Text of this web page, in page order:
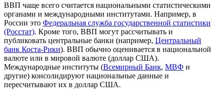
ВВП чаще всего считается национальными статистическими
органами и международными институтами. Например, в
России это Федеральная служба государственной статистики
(Росстат). Кроме того, ВВП могут рассчитывать и
публиковать центральные банки (например, Центральный
банк Коста-Рики). ВВП обычно оценивается в национальной
валюте или в мировой валюте (доллар США).
Международные институты (Всемирный Банк, МВФ и
другие) консолидируют национальные данные и
пересчитывают их в доллар США.